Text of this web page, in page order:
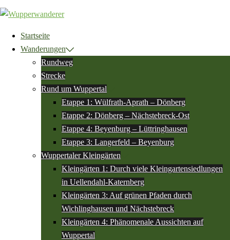
Zum
Inhalt
springenStartseite
Wanderungen
Rundweg
Strecke
Rund um Wuppertal
Etappe 1: Wülfrath-Aprath – Dönberg
Etappe 2: Dönberg – Nächstebreck-Ost
Etappe 4: Beyenburg – Lüttringhausen
Etappe 3: Langerfeld – Beyenburg
Wuppertaler Kleingärten
Kleingärten 1: Durch viele Kleingartensiedlungen
in Uellendahl-Katernberg
Kleingärten 3: Auf grünen Pfaden durch
Wichlinghausen und Nächstebreck
Kleingärten 4: Phänomenale Aussichten auf
Wuppertal